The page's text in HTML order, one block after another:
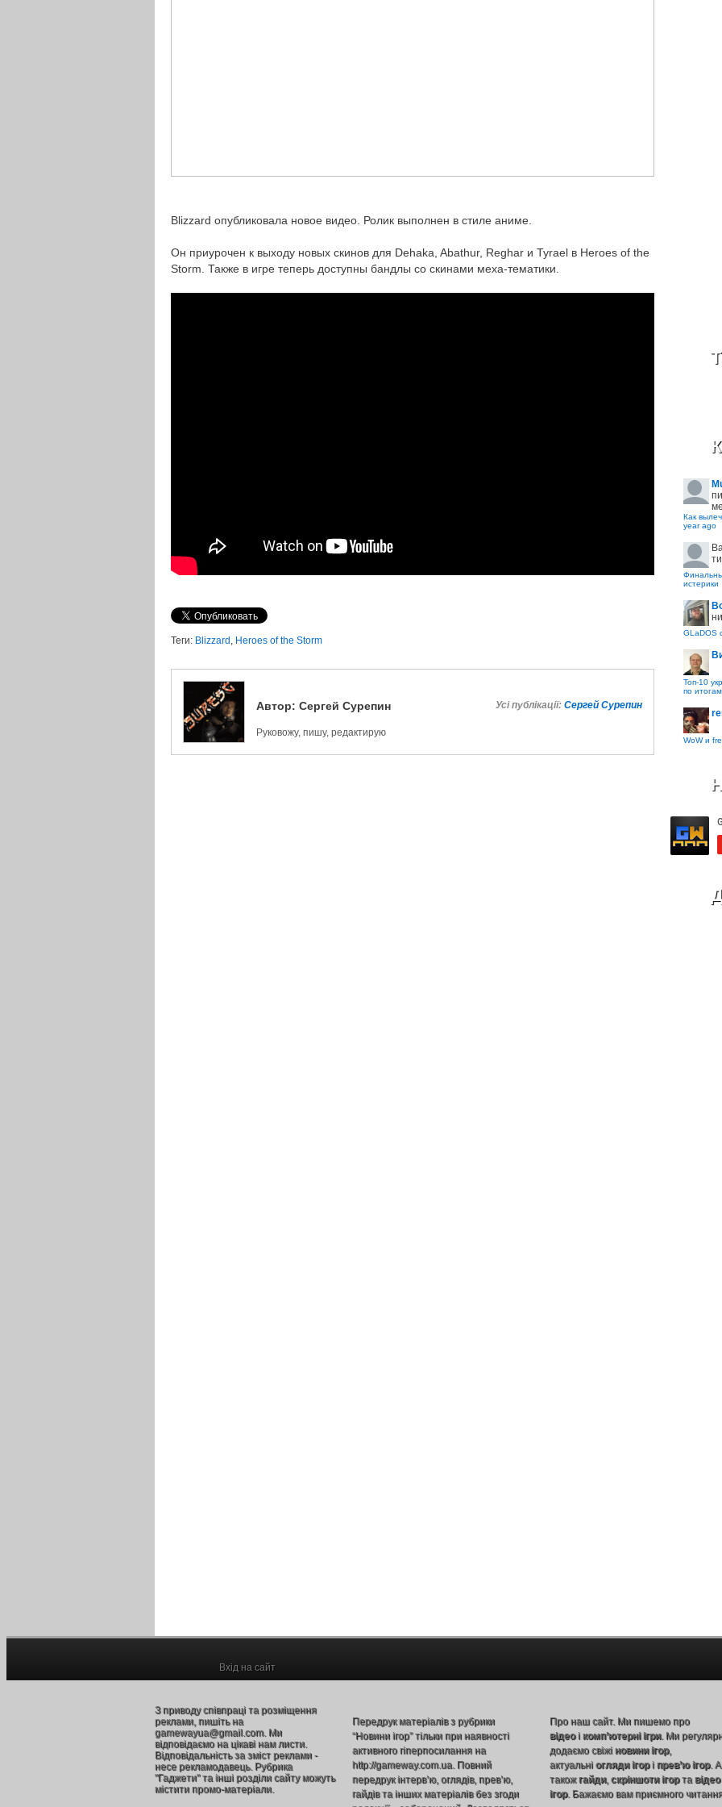
Blizzard опубликовала новое видео. Ролик выполнен в стиле аниме.
Он приурочен к выходу новых скинов для Dehaka, Abathur, Reghar и Tyrael в Heroes of the
Storm. Также в игре теперь доступны бандлы со скинами меха-тематики.
Теги: Blizzard , Heroes of the Storm
Автор: Сергей Сурепин Усі публікації: Сергей Сурепин
Руковожу, пишу, редактирую
Как
year ago
истерики
GLaDOS
Топ-10
по
WoW и
Вхід на сайт
З приводу співпраці та розміщення
реклами, пишіть на
gamewayua@gmail.com. Ми
відповідаємо на цікаві нам листи.
Відповідальність за зміст реклами -
несе рекламодавець. Рубрика
"Гаджети" та інші розділи сайту можуть
містити промо-матеріали.
Передрук матеріалів з рубрики
“Новини ігор” тільки при наявності
активного гіперпосилання на
http://gameway.com.ua. Повний
передрук інтерв’ю, оглядів, прев’ю,
гайдів та інших матеріалів без згоди
Про наш сайт. Ми пишемо про
відеоі комп’ютерні ігри. Ми
додаємо свіжі новини ігор,
актуальні огляди ігорі прев’ю ігор. А
також гайди, скріншоти ігорта відео
ігор. Бажаємо вам приємного